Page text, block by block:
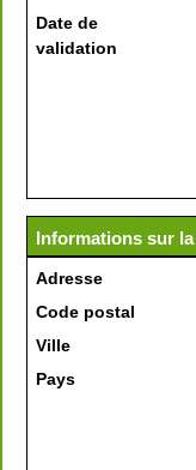
Date de
validation
Informations sur
Adresse
Code postal
Ville
Pays